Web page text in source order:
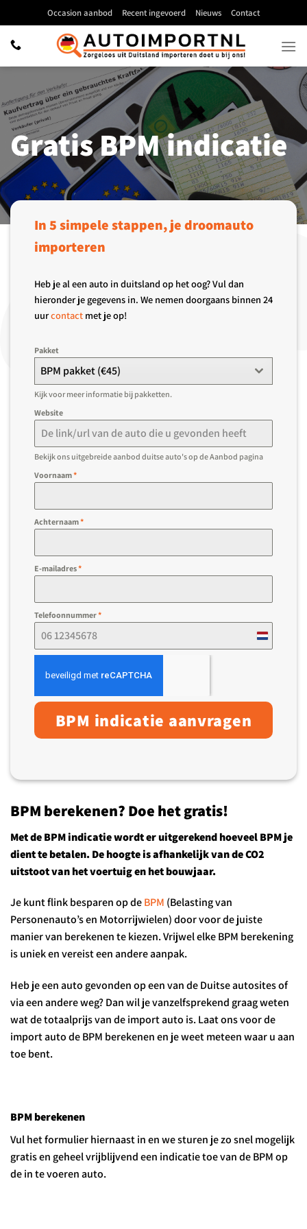
naar
inhoud
Occasion aanbod Recent ingevoerd Nieuws Contact
Gratis BPM indicatie
In 5 simpele stappen, je droomauto
importeren
Heb je al een auto in duitsland op het oog? Vul dan
hieronder je gegevens in. We nemen doorgaans binnen 24
uurcontact met je op!
Pakket
BPM pakket (€45)
Kijk voor meer informatie bij pakketten.
Website
Bekijk ons uitgebreide aanbod duitse auto's op de Aanbod pagina
Voornaam*
Achternaam*
E-mailadres*
Telefoonnummer*
Netherlands
BPM indicatie aanvragen
BPM berekenen? Doe het gratis!
Met de BPM indicatie wordt er uitgerekend hoeveel BPM je
dient te betalen. De hoogte is afhankelijk van de CO2
uitstoot van het voertuig en het bouwjaar.
Je kunt flink besparen op deBPM (Belasting van
Personenauto’s en Motorrijwielen) door voor de juiste
manier van berekenen te kiezen. Vrijwel elke BPM berekening
is uniek en vereist een andere aanpak.
Heb je een auto gevonden op een van de Duitse autosites of
via een andere weg? Dan wil je vanzelfsprekend graag weten
wat de totaalprijs van de import auto is. Laat ons voor de
import auto de BPM berekenen en je weet meteen waar u aan
toe bent.
BPM berekenen
Vul het formulier hiernaast in en we sturen je zo snel mogelijk
gratis en geheel vrijblijvend een indicatie toe van de BPM op
de in te voeren auto.